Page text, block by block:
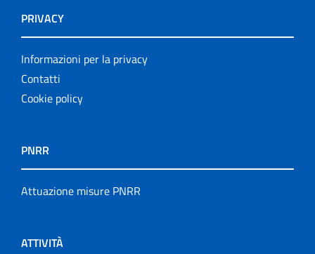
PRIVACY
Informazioni per la privacy
Contatti
Cookie policy
PNRR
Attuazione misure PNRR
ATTIVITÀ